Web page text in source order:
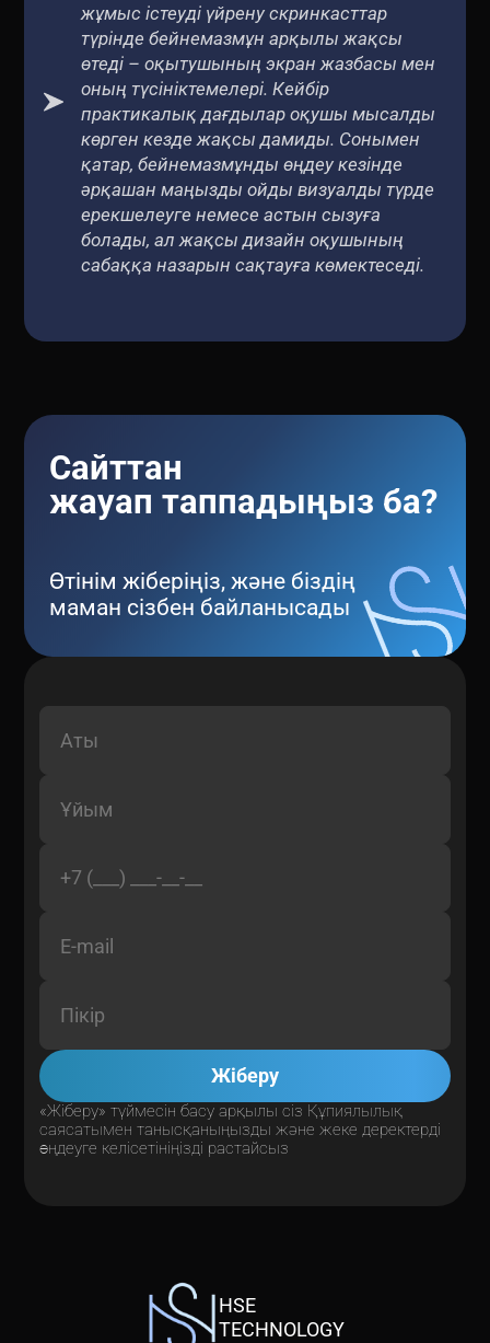
жұмыс істеуді үйрену скринкасттар
түрінде бейнемазмұн арқылы жақсы
өтеді – оқытушының экран жазбасы мен
оның түсініктемелері. Кейбір
практикалық дағдылар оқушы мысалды
көрген кезде жақсы дамиды. Сонымен
қатар, бейнемазмұнды өңдеу кезінде
әрқашан маңызды ойды визуалды түрде
ерекшелеуге немесе астын сызуға
болады, ал жақсы дизайн оқушының
сабаққа назарын сақтауға көмектеседі.
Сайттан
жауап таппадыңыз ба?
Өтінім жіберіңіз, және біздің
маман сізбен байланысады
Жіберу
«Жіберу» түймесін басу арқылы сіз Құпиялылық
саясатымен танысқаныңызды және жеке деректерді
өңдеуге келісетініңізді растайсыз
HSE
TECHNOLOGY